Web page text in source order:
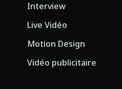
Interview
Live Vidéo
Motion Design
Vidéo publicitaire